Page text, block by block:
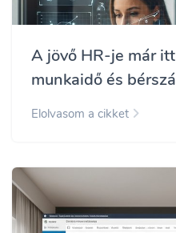
A jövő HR-je már
munkaidő és
Elolvasom a cikket